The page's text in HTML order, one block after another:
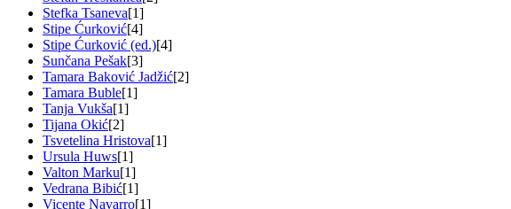
Stefka Tsaneva[1]
Stipe Ćurković[4]
Stipe Ćurković (ed.)[4]
Sunčana Pešak[3]
Tamara Baković Jadžić[2]
Tamara Buble[1]
Tanja Vukša[1]
Tijana Okić[2]
Tsvetelina Hristova[1]
Ursula Huws[1]
Valton Marku[1]
Vedrana Bibić[1]
Vicente Navarro[1]